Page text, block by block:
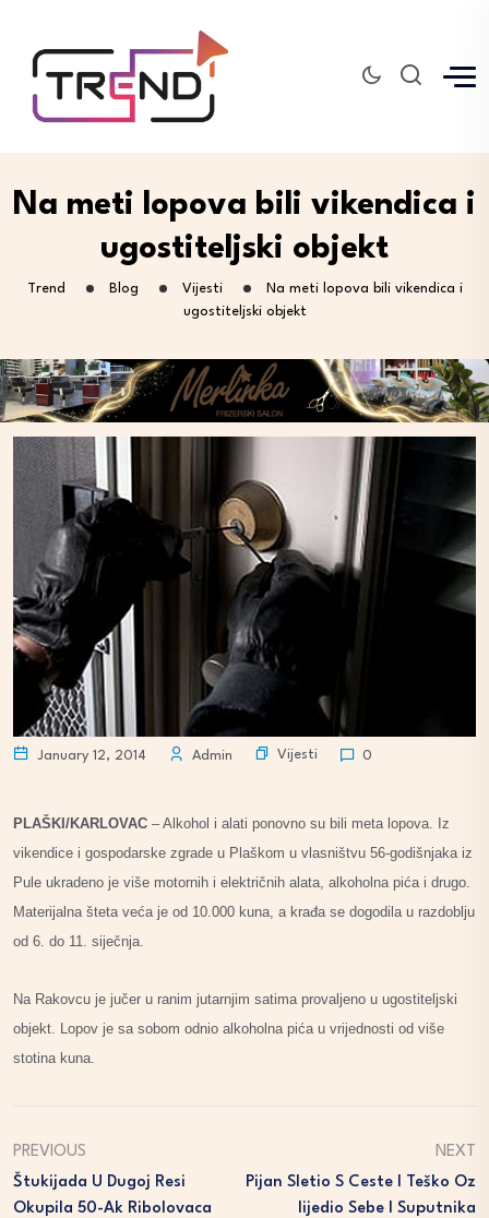
Na meti lopova bili vikendica i
ugostiteljski objekt
Trend Blog Vijesti
Na meti lopova bili vikendica i
ugostiteljski objekt
January 12, 2014 Admin Vijesti 0
PLAŠKI/KARLOVAC – Alkohol i alati ponovno su bili meta lopova. Iz
vikendice i gospodarske zgrade u Plaškom u vlasništvu 56-godišnjaka iz
Pule ukradeno je više motornih i električnih alata, alkoholna pića i drugo.
Materijalna šteta veća je od 10.000 kuna, a krađa se dogodila u razdoblju
od 6. do 11. siječnja.
Na Rakovcu je jučer u ranim jutarnjim satima provaljeno u ugostiteljski
objekt. Lopov je sa sobom odnio alkoholna pića u vrijednosti od više
stotina kuna.
PREVIOUS
Štukijada U Dugoj Resi
Okupila 50-Ak Ribolovaca
NEXT
Pijan Sletio S Ceste I Teško Oz
Lijedio Sebe I Suputnika